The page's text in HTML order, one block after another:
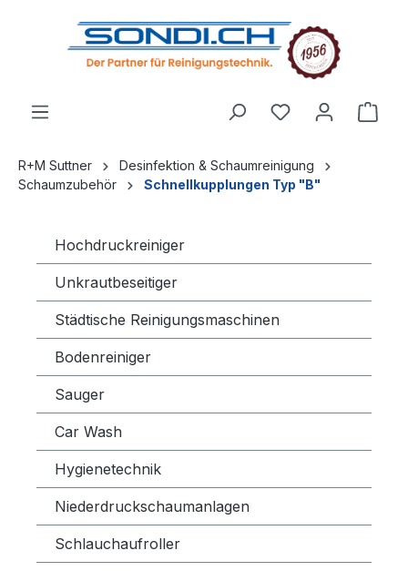
springen
R+M Suttner
Desinfektion & Schaumreinigung
Schaumzubehör
Schnellkupplungen Typ "B"
Hochdruckreiniger
Unkrautbeseitiger
Städtische Reinigungsmaschinen
Bodenreiniger
Sauger
Car Wash
Hygienetechnik
Niederdruckschaumanlagen
Schlauchaufroller